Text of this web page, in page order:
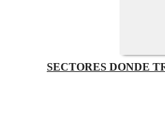
SECTORES DONDE